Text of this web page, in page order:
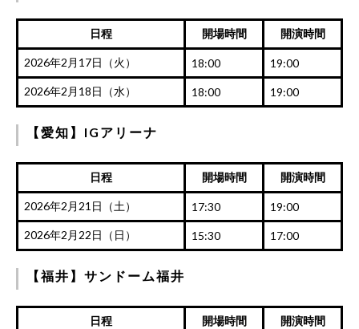
日程 開場時間 開演時間
2026年2月17日（火） 18:00 19:00
2026年2月18日（水） 18:00 19:00
【愛知】IGアリーナ
日程 開場時間 開演時間
2026年2月21日（土） 17:30 19:00
2026年2月22日（日） 15:30 17:00
【福井】サンドーム福井
日程 開場時間 開演時間